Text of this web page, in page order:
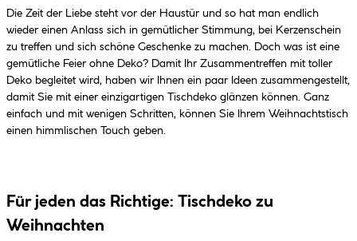
Die Zeit der Liebe steht vor der Haustür und so hat man endlich
wieder einen Anlass sich in gemütlicher Stimmung, bei Kerzenschein
zu treffen und sich schöne Geschenke zu machen. Doch was ist eine
gemütliche Feier ohne Deko? Damit Ihr Zusammentreffen mit toller
Deko begleitet wird, haben wir Ihnen ein paar Ideen zusammengestellt,
damit Sie mit einer einzigartigen Tischdeko glänzen können. Ganz
einfach und mit wenigen Schritten, können Sie Ihrem Weihnachtstisch
einen himmlischen Touch geben.
Für jeden das Richtige: Tischdeko zu
Weihnachten